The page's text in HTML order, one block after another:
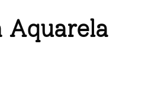
Aquarela